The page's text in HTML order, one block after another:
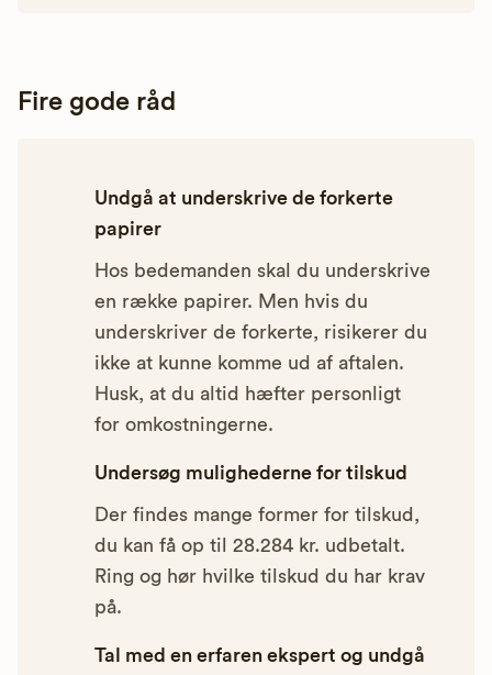
Fire gode råd
Undgå at underskrive de forkerte
papirer
Hos bedemanden skal du underskrive
en række papirer. Men hvis du
underskriver de forkerte, risikerer du
ikke at kunne komme ud af aftalen.
Husk, at du altid hæfter personligt
for omkostningerne.
Undersøg mulighederne for tilskud
Der findes mange former for tilskud,
du kan få op til 28.284 kr. udbetalt.
Ring og hør hvilke tilskud du har krav
på.
Tal med en erfaren ekspert og undgå